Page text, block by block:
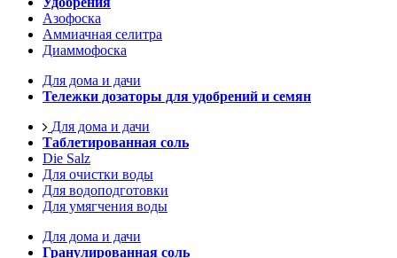
Азофоска
Аммиачная селитра
Диаммофоска
Для дома и дачи
Тележки дозаторы для удобрений и семян
Для дома и дачи
Таблетированная соль
Die Salz
Для очистки воды
Для водоподготовки
Для умягчения воды
Для дома и дачи
Гранулированная соль